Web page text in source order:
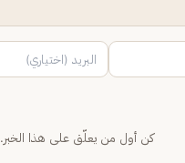
كن أول من يعلّق على هذا الخبر.